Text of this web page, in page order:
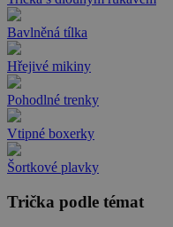
Bavlněná tílka
Hřejivé mikiny
Pohodlné trenky
Vtipné boxerky
Šortkové plavky
Trička podle témat